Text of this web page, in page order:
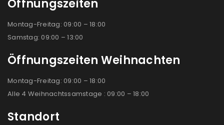
Öffnungszeiten
Montag-Freitag: 09:00 – 18:00
Samstag: 09:00 – 13:00
Öffnungszeiten Weihnachten
Montag-Freitag: 09:00 – 18:00
Alle 4 Weihnachtssamstage : 09:00 – 18:00
Standort